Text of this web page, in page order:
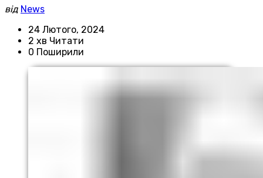
від News
24 Лютого, 2024
2 хв Читати
0 Поширили